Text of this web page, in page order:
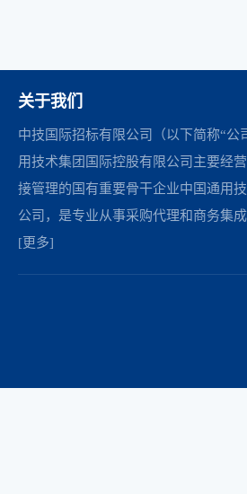
关于我们
中技国际招标有限公司（以下简称“公
用技术集团国际控股有限公司主要经
接管理的国有重要骨干企业中国通用
公司，是专业从事采购代理和商务集
[更多]